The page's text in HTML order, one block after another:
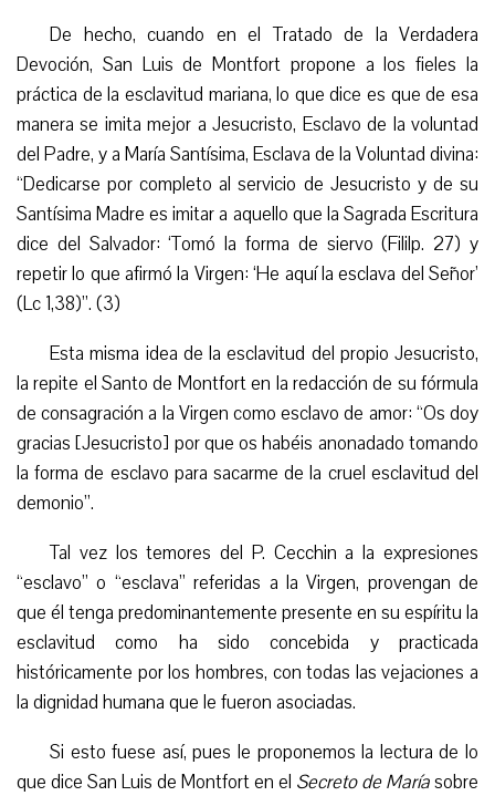
De hecho, cuando en el Tratado de la Verdadera
Devoción, San Luis de Montfort propone a los fieles la
práctica de la esclavitud mariana, lo que dice es que de esa
manera se imita mejor a Jesucristo, Esclavo de la voluntad
del Padre, y a María Santísima, Esclava de la Voluntad divina:
“Dedicarse por completo al servicio de Jesucristo y de su
Santísima Madre es imitar a aquello que la Sagrada Escritura
dice del Salvador: ‘Tomó la forma de siervo (Fililp. 27) y
repetir lo que afirmó la Virgen: ‘He aquí la esclava del Señor’
(Lc 1,38)”. (3)
Esta misma idea de la esclavitud del propio Jesucristo,
la repite el Santo de Montfort en la redacción de su fórmula
de consagración a la Virgen como esclavo de amor: “Os doy
gracias [Jesucristo] por que os habéis anonadado tomando
la forma de esclavo para sacarme de la cruel esclavitud del
demonio”.
Tal vez los temores del P. Cecchin a la expresiones
“esclavo” o “esclava” referidas a la Virgen, provengan de
que él tenga predominantemente presente en su espíritu la
esclavitud como ha sido concebida y practicada
históricamente por los hombres, con todas las vejaciones a
la dignidad humana que le fueron asociadas.
Si esto fuese así, pues le proponemos la lectura de lo
que dice San Luis de Montfort en el Secreto de Maríasobre